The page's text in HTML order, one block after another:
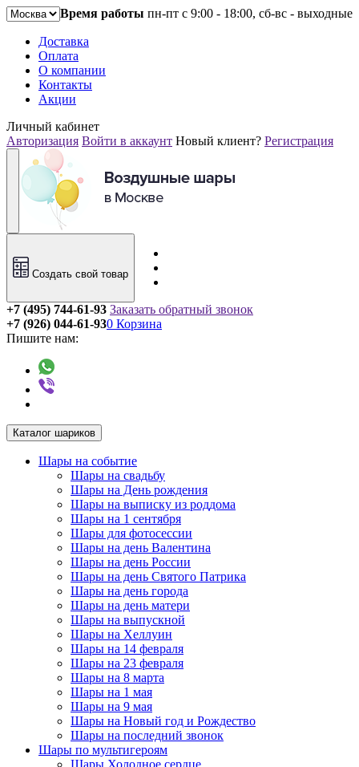
Время работы пн-пт с 9:00 - 18:00, сб-вс - выходные
Доставка
Оплата
О компании
Контакты
Акции
Личный кабинет
Авторизация Войти в аккаунт Новый клиент? Регистрация
Создать свой товар
+7 (495) 744-61-93 Заказать обратный звонок
+7 (926) 044-61-93
Пишите нам:
0 Корзина
Каталог шариков
Шары на событие
Шары на свадьбу
Шары на День рождения
Шары на выписку из роддома
Шары на 1 сентября
Шары для фотосессии
Шары на день Валентина
Шары на день России
Шары на день Святого Патрика
Шары на день города
Шары на день матери
Шары на выпускной
Шары на Хеллуин
Шары на 14 февраля
Шары на 23 февраля
Шары на 8 марта
Шары на 1 мая
Шары на 9 мая
Шары на Новый год и Рождество
Шары на последний звонок
Шары по мультигероям
Шары Холодное сердце